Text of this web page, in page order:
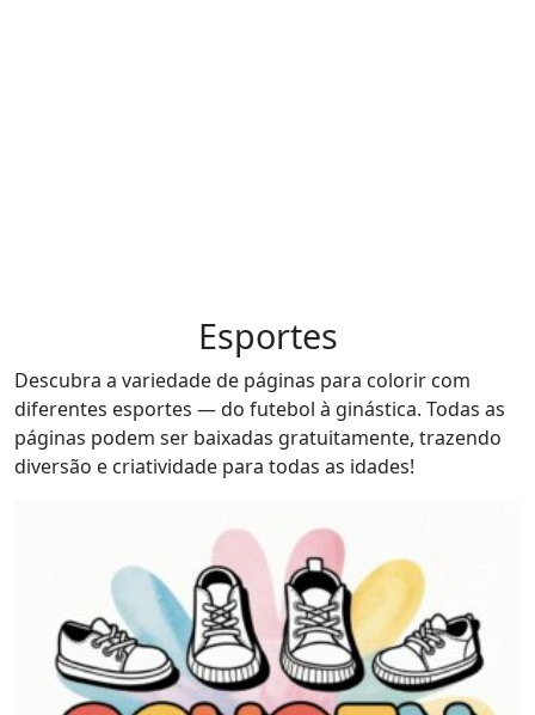
Esportes
Descubra a variedade de páginas para colorir com
diferentes esportes — do futebol à ginástica. Todas as
páginas podem ser baixadas gratuitamente, trazendo
diversão e criatividade para todas as idades!